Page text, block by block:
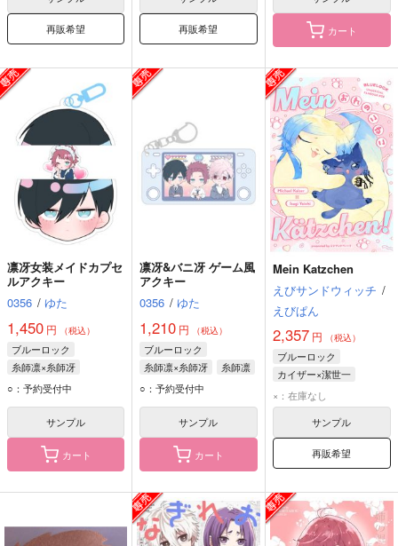
再販希望 再販希望 カート
凛冴女装メイドカプセ
ルアクキー
0356 / ゆた
1,450 円 （税込）
ブルーロック
糸師凛×糸師冴
○：予約受付中
サンプル
カート
凛冴&バニ冴 ゲーム風
アクキー
0356 / ゆた
1,210 円 （税込）
ブルーロック
糸師凛×糸師冴
糸師凛
糸師冴
○：予約受付中
サンプル
カート
Mein Katzchen
えびサンドウィッチ /
えびぱん
2,357円 （税込）
ブルーロック
カイザー×潔世一
ミヒャエル・カイザー
潔世一
×：在庫なし
サンプル
再販希望